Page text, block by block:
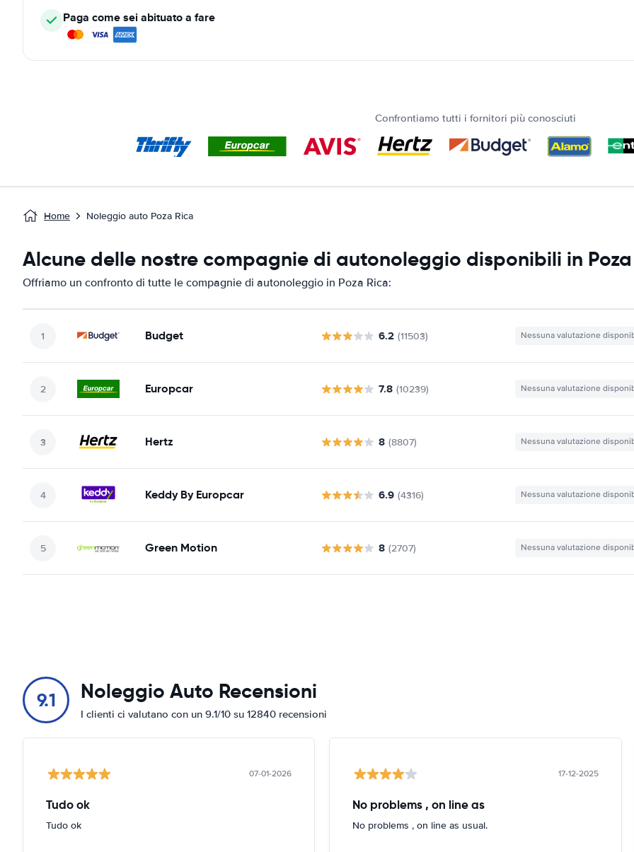
Paga come sei abituato a fare
Confrontiamo tutti i fornitori più conosciuti
Home Noleggio auto Poza Rica
Alcune delle nostre compagnie di autonoleggio disponibili in
Offriamo un confronto di tutte le compagnie di autonoleggio in Poza Rica:
Budget 6.2 (11503) Nessuna valutazione
Europcar 7.8 (10239) Nessuna valutazione
Hertz 8 (8807) Nessuna valutazione
Keddy By Europcar 6.9 (4316) Nessuna valutazione
Green Motion 8 (2707) Nessuna valutazione
9.1 Noleggio Auto Recensioni
I clienti ci valutano con un 9.1/10 su 12840 recensioni
07-01-2026
Tudo ok
Tudo ok
17-12-2025
No problems , on line as
No problems , on line as usual.